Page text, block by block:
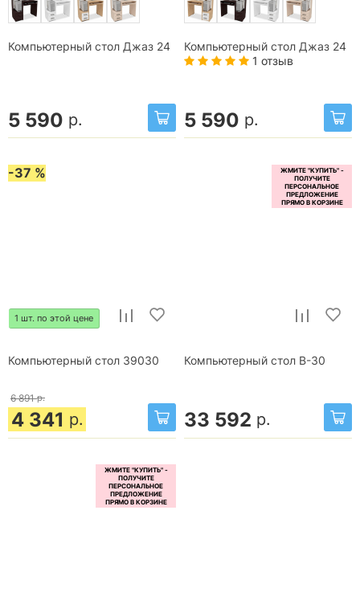
Компьютерный стол Джаз 24
5 590 р.
Компьютерный стол Джаз 24
1 отзыв
5 590 р.
-37 %
1 шт. по этой цене
Компьютерный стол 39030
6 891 р.
4 341 р.
Компьютерный стол B-30
33 592 р.